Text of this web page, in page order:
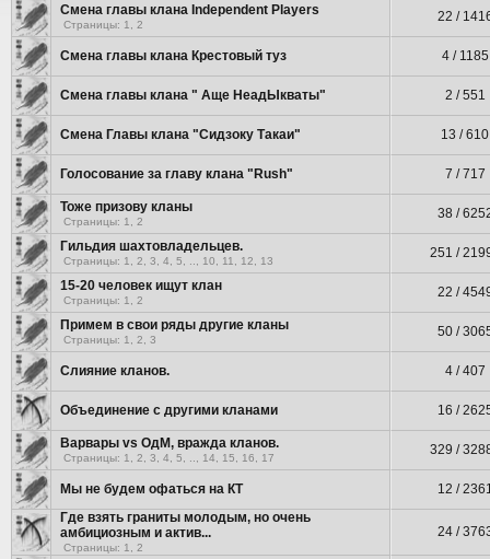
Смена главы клана Independent Players
Страницы: 1 2
22 /
Смена главы клана Крестовый туз 4 / 1185
Смена главы клана " Аще НеадЫкваты" 2 / 551
Смена Главы клана "Сидзоку Такаи" 13 / 610
Голосование за главу клана "Rush" 7 / 717
Тоже призову кланы
Страницы: 1 2
38 /
Гильдия шахтовладельцев.
Страницы: 1 2 3 4 5 10 11 12 13
251 /
15-20 человек ищут клан
Страницы: 1 2
22 /
Примем в свои ряды другие кланы
Страницы: 1 2 3
50 /
Слияние кланов. 4 / 407
Объединение с другими кланами 16 /
Варвары vs ОдМ, вражда кланов.
Страницы: 1 2 3 4 5 14 15 16 17
329 /
Мы не будем офаться на КТ
12 /
Где взять граниты молодым, но очень
амбициозным и актив...
Страницы: 1 2
24 /